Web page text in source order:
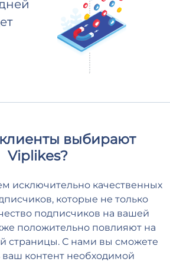
выбирают
Viplikes?
исключительно качественных
которые не только
подписчиков на вашей
положительно повлияют на
страницы. С нами вы сможете
ваш контент необходимой